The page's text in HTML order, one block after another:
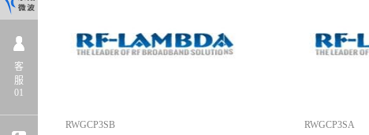
RWGCP3SB RWGCP3SA
客
服
01